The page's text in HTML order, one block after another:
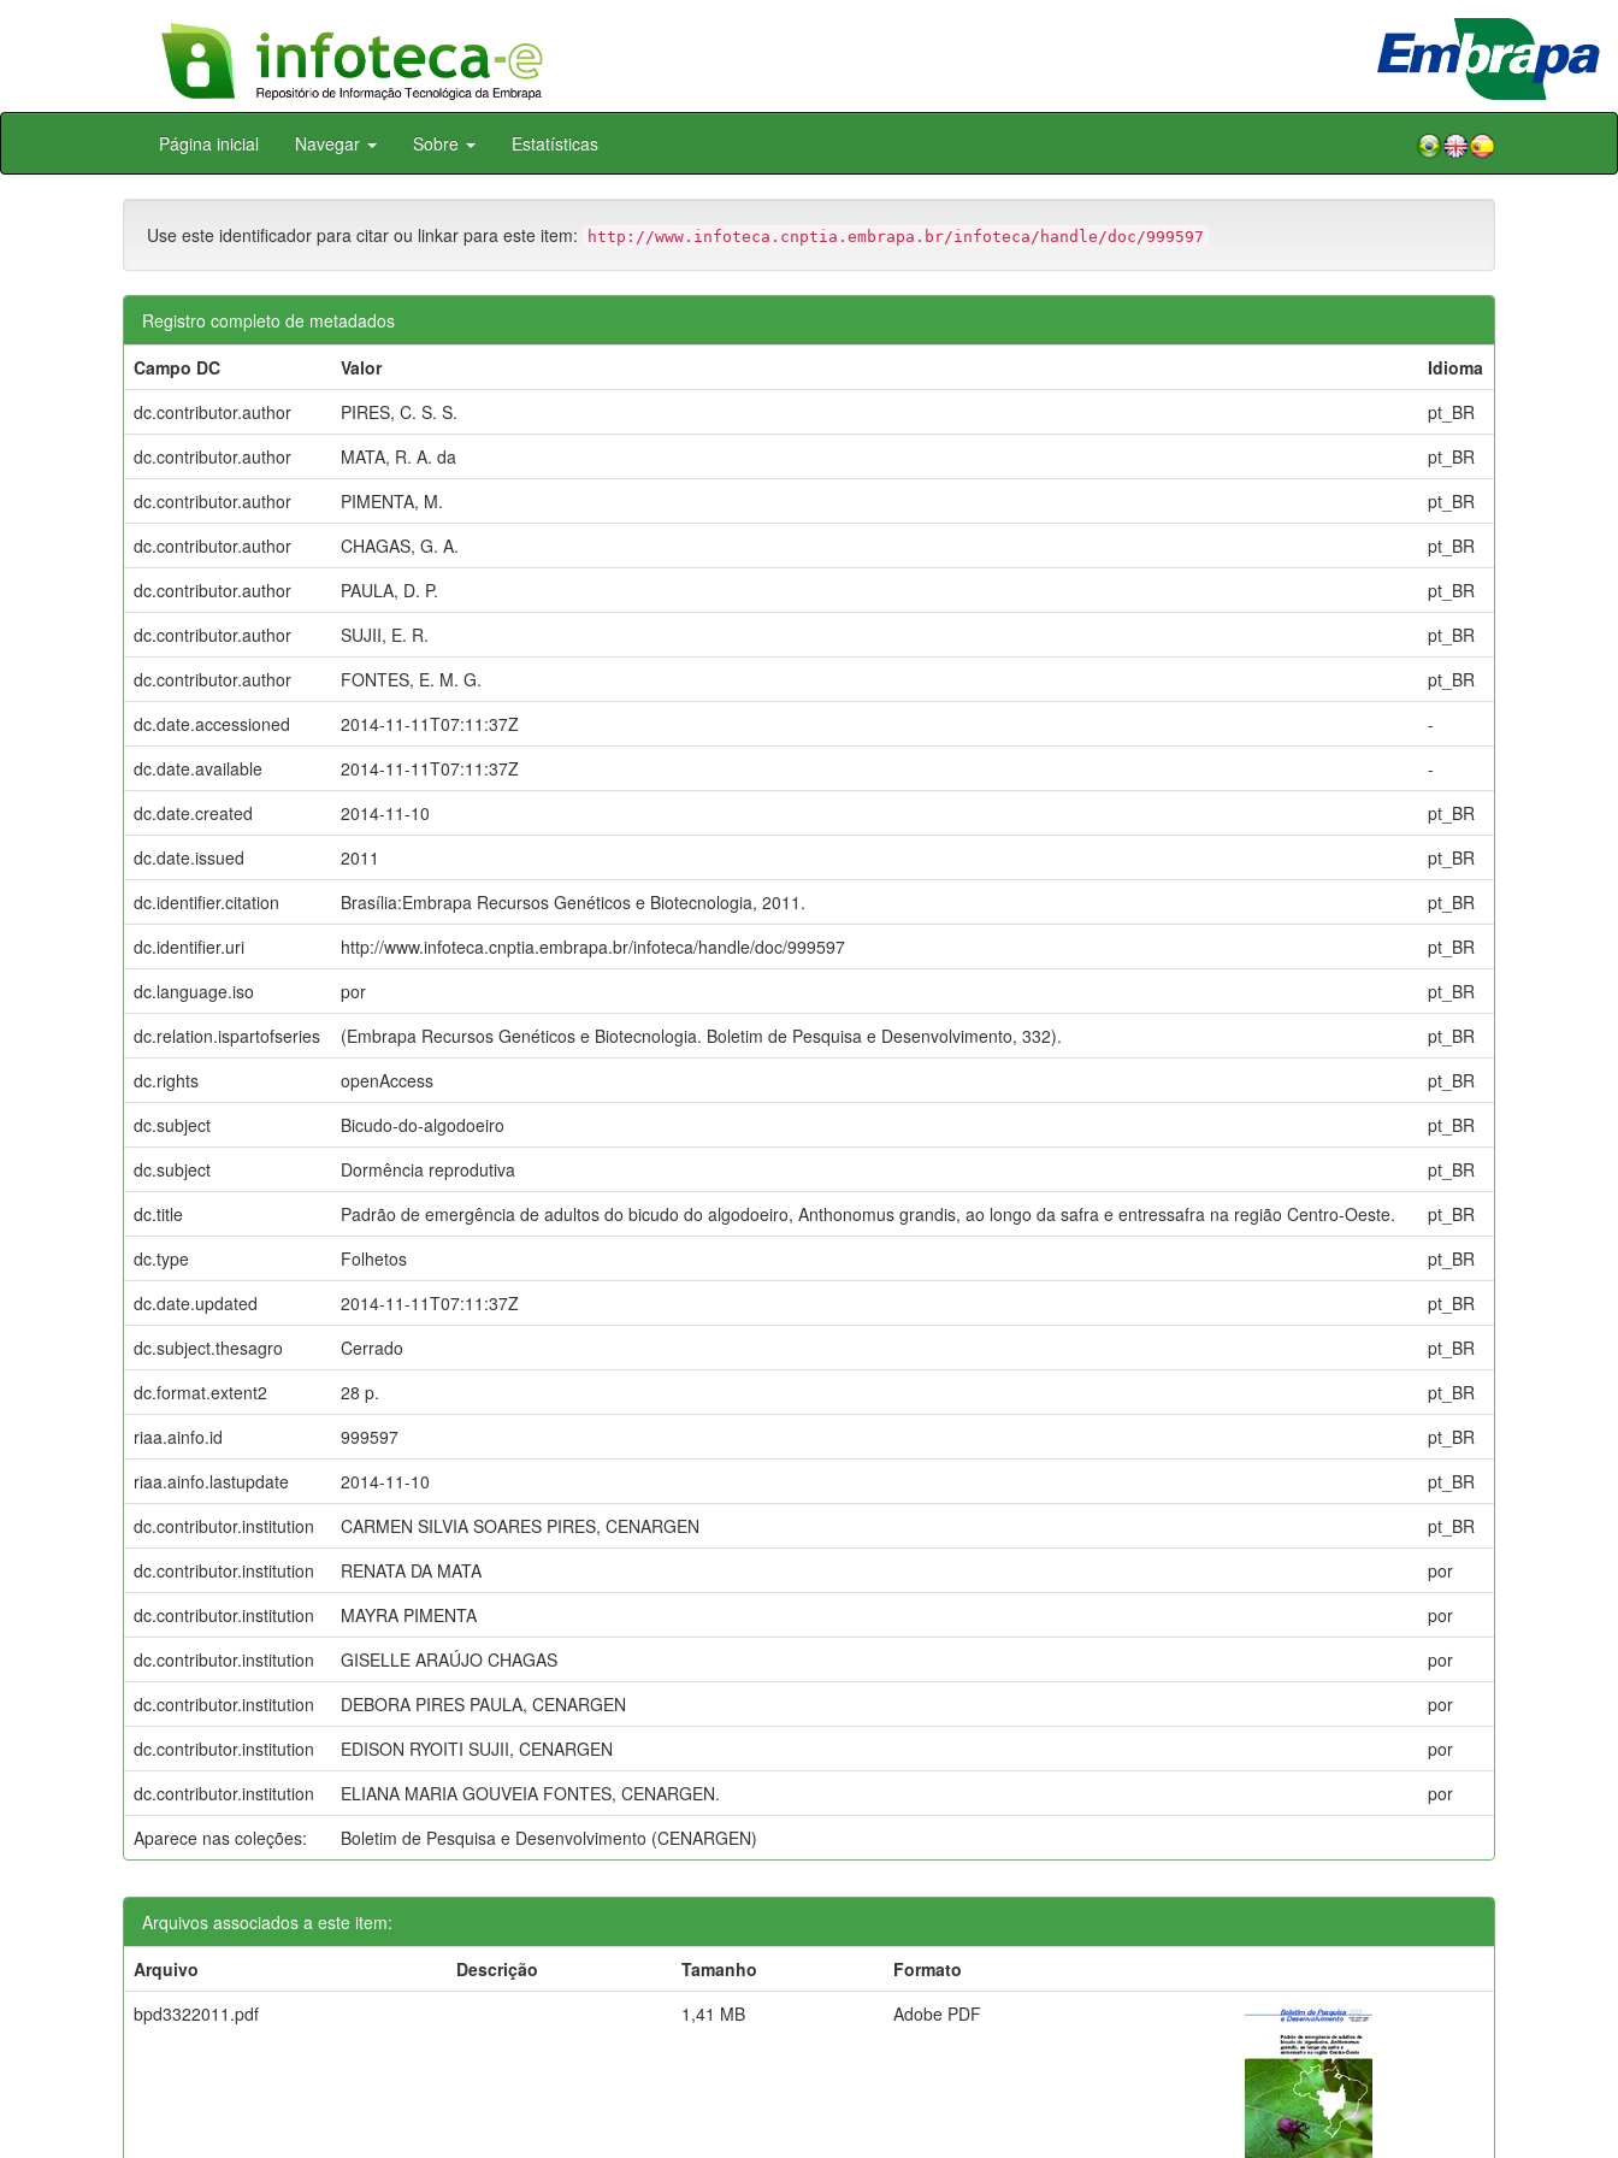
Skip
Página inicial Navegar Sobre Estatísticas
Use este identificador para citar ou linkar para este item: http://www.infoteca.cnptia.embrapa.br/infoteca/handle/doc/999597
Registro completo de metadados
Campo DC
Valor
Idioma
dc.contributor.author
PIRES, C. S. S.
pt_BR
dc.contributor.author
MATA, R. A. da
pt_BR
dc.contributor.author
PIMENTA, M.
pt_BR
dc.contributor.author
CHAGAS, G. A.
pt_BR
dc.contributor.author
PAULA, D. P.
pt_BR
dc.contributor.author
SUJII, E. R.
pt_BR
dc.contributor.author
FONTES, E. M. G.
pt_BR
dc.date.accessioned
2014-11-11T07:11:37Z
-
dc.date.available
2014-11-11T07:11:37Z
-
dc.date.created
2014-11-10
pt_BR
dc.date.issued
2011
pt_BR
dc.identifier.citation
Brasília:Embrapa Recursos Genéticos e Biotecnologia, 2011.
pt_BR
dc.identifier.uri
http://www.infoteca.cnptia.embrapa.br/infoteca/handle/doc/999597
pt_BR
dc.language.iso
por
pt_BR
dc.relation.ispartofseries
(Embrapa Recursos Genéticos e Biotecnologia. Boletim de Pesquisa e Desenvolvimento, 332).
pt_BR
dc.rights
openAccess
pt_BR
dc.subject
Bicudo-do-algodoeiro
pt_BR
dc.subject
Dormência reprodutiva
pt_BR
dc.title
Padrão de emergência de adultos do bicudo do algodoeiro, Anthonomus grandis, ao longo da safra e entressafra na região Centro-Oeste.
pt_BR
dc.type
Folhetos
pt_BR
dc.date.updated
2014-11-11T07:11:37Z
pt_BR
dc.subject.thesagro
Cerrado
pt_BR
dc.format.extent2
28 p.
pt_BR
riaa.ainfo.id
999597
pt_BR
riaa.ainfo.lastupdate
2014-11-10
pt_BR
dc.contributor.institution
CARMEN SILVIA SOARES PIRES, CENARGEN
pt_BR
dc.contributor.institution
RENATA DA MATA
por
dc.contributor.institution
MAYRA PIMENTA
por
dc.contributor.institution
GISELLE ARAÚJO CHAGAS
por
dc.contributor.institution
DEBORA PIRES PAULA, CENARGEN
por
dc.contributor.institution
EDISON RYOITI SUJII, CENARGEN
por
dc.contributor.institution
ELIANA MARIA GOUVEIA FONTES, CENARGEN.
por
Aparece nas coleções:
Boletim de Pesquisa e Desenvolvimento (CENARGEN)
Arquivos associados a este item:
Arquivo
Descrição Tamanho
Formato
bpd3322011.pdf
1,41 MB Adobe PDF